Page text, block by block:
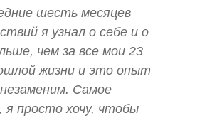
шесть месяцев
я узнал о себе и о
чем за все мои 23
жизни и это опыт
Самое
я просто хочу, чтобы